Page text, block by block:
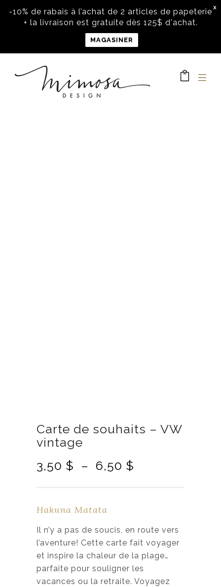
X
-10% de rabais à l’achat de 2 articles de papeterie
+ la livraison est gratuite dès 125$ d'achat.
MAGASINER
Carte de souhaits – VW
vintage
3,50 $ – 6,50 $
d
e
p
r
i
Hakuna Matata
Il n’y a pas de soucis, en route vers
l’aventure! Cette carte fait voyager
et inspire la chaleur de la plage…
parfaite pour souligner les
vacances ou la retraite. Voyagez